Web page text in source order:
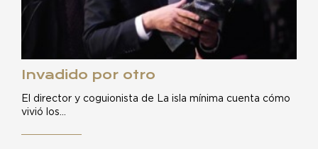
Invadido por otro
El director y coguionista de La isla mínima cuenta cómo
vivió los…